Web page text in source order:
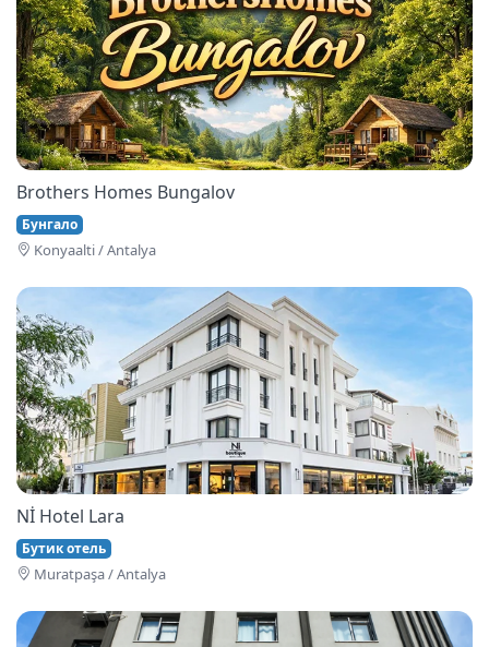
Brothers Homes Bungalov
Бунгало
Konyaalti / Antalya
Nİ Hotel Lara
Бутик отель
Muratpaşa / Antalya